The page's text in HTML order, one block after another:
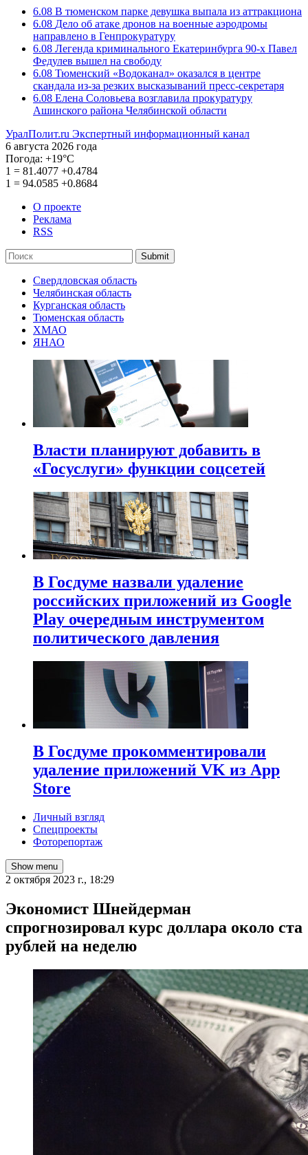
6.08 В тюменском парке девушка выпала из аттракциона
6.08 Дело об атаке дронов на военные аэродромы
направлено в Генпрокуратуру
6.08 Легенда криминального Екатеринбурга 90-х Павел
Федулев вышел на свободу
6.08 Тюменский «Водоканал» оказался в центре
скандала из-за резких высказываний пресс-секретаря
6.08 Елена Соловьева возглавила прокуратуру
Ашинского района Челябинской области
УралПолит.ru Экспертный информационный канал
6 августа 2026 года
Погода: +19°С
1 = 81.4077 +0.4784
1 = 94.0585 +0.8684
О проекте
Реклама
RSS
Submit
Свердловская область
Челябинская область
Курганская область
Тюменская область
ХМАО
ЯНАО
Власти планируют добавить в
«Госуслуги» функции соцсетей
В Госдуме назвали удаление
российских приложений из Google
Play очередным инструментом
политического давления
В Госдуме прокомментировали
удаление приложений VK из App
Store
Личный взгляд
Спецпроекты
Фоторепортаж
Show menu
2 октября 2023 г., 18:29
Экономист Шнейдерман
спрогнозировал курс доллара около ста
рублей на неделю